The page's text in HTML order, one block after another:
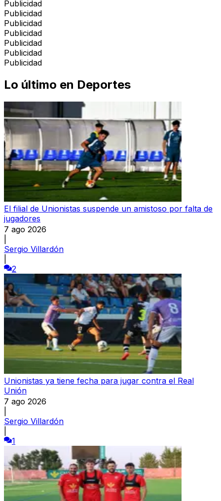
Publicidad
Publicidad
Publicidad
Publicidad
Publicidad
Publicidad
Publicidad
Lo último en Deportes
El filial de Unionistas suspende un amistoso por falta de
jugadores
7 ago 2026
Sergio Villardón
2
Unionistas ya tiene fecha para jugar contra el Real
Unión
7 ago 2026
Sergio Villardón
1